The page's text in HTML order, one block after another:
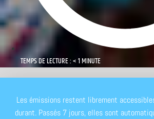
TEMPS DE LECTURE : < 1 MINUTE
Les émissions restent librement
durant. Passés 7 jours, elles sont